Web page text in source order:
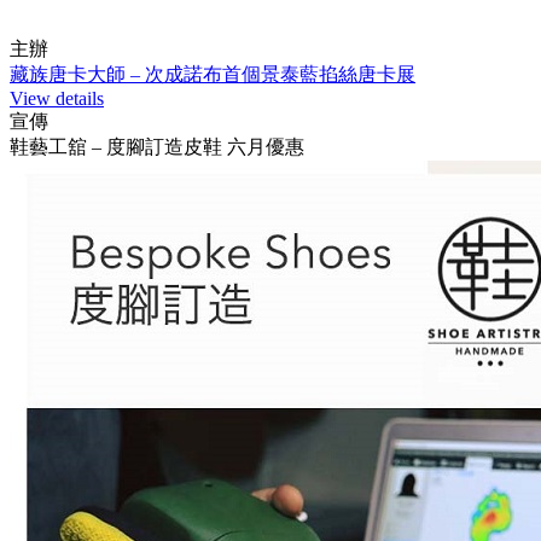
主辦
藏族唐卡大師 – 次成諾布首個景泰藍掐絲唐卡展
View details
宣傳
鞋藝工舘 – 度腳訂造皮鞋 六月優惠